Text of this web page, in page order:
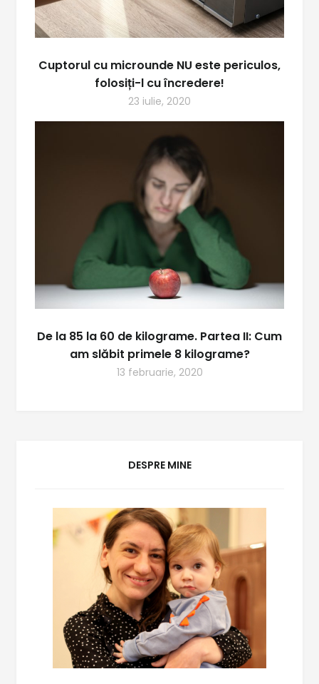
Cuptorul cu microunde NU este periculos,
folosiți-l cu încredere!
23 iulie, 2020
De la 85 la 60 de kilograme. Partea II: Cum
am slăbit primele 8 kilograme?
13 februarie, 2020
DESPRE MINE